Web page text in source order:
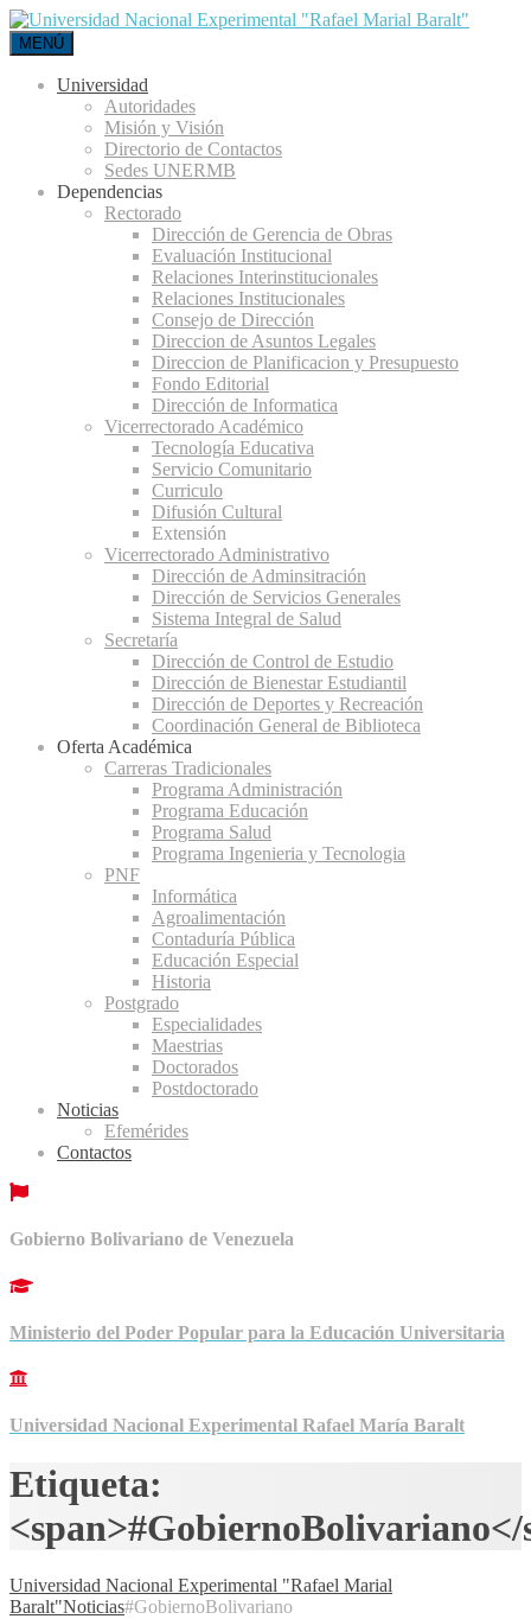
MENÚ
Universidad
Autoridades
Misión y Visión
Directorio de Contactos
Sedes UNERMB
Dependencias
Rectorado
Dirección de Gerencia de Obras
Evaluación Institucional
Relaciones Interinstitucionales
Relaciones Institucionales
Consejo de Dirección
Direccion de Asuntos Legales
Direccion de Planificacion y Presupuesto
Fondo Editorial
Dirección de Informatica
Vicerrectorado Académico
Tecnología Educativa
Servicio Comunitario
Curriculo
Difusión Cultural
Extensión
Vicerrectorado Administrativo
Dirección de Adminsitración
Dirección de Servicios Generales
Sistema Integral de Salud
Secretaría
Dirección de Control de Estudio
Dirección de Bienestar Estudiantil
Dirección de Deportes y Recreación
Coordinación General de Biblioteca
Oferta Académica
Carreras Tradicionales
Programa Administración
Programa Educación
Programa Salud
Programa Ingenieria y Tecnologia
PNF
Informática
Agroalimentación
Contaduría Pública
Educación Especial
Historia
Postgrado
Especialidades
Maestrias
Doctorados
Postdoctorado
Noticias
Efemérides
Contactos
Gobierno Bolivariano de Venezuela
Ministerio del Poder Popular para la Educación Universitaria
Universidad Nacional Experimental Rafael María Baralt
Etiqueta:
<span>#GobiernoBolivariano</
Universidad Nacional Experimental "Rafael Marial
Baralt"Noticias#GobiernoBolivariano